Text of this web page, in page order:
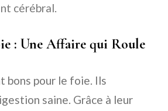
cérébral.
: Une Affaire qui Roule
bons pour le foie. Ils
saine. Grâce à leur